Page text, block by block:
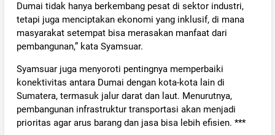
Dumai tidak hanya berkembang pesat di sektor industri,
tetapi juga menciptakan ekonomi yang inklusif, di mana
masyarakat setempat bisa merasakan manfaat dari
pembangunan,” kata Syamsuar.
Syamsuar juga menyoroti pentingnya memperbaiki
konektivitas antara Dumai dengan kota-kota lain di
Sumatera, termasuk jalur darat dan laut. Menurutnya,
pembangunan infrastruktur transportasi akan menjadi
prioritas agar arus barang dan jasa bisa lebih efisien. ***